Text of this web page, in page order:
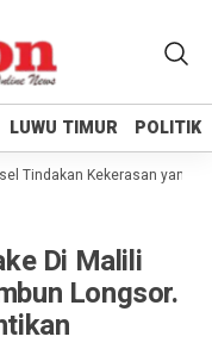
LUWU TIMUR POLITIK
LUWU TIMUR POLITIK
Kekerasan yang
Di Malili
Longsor.